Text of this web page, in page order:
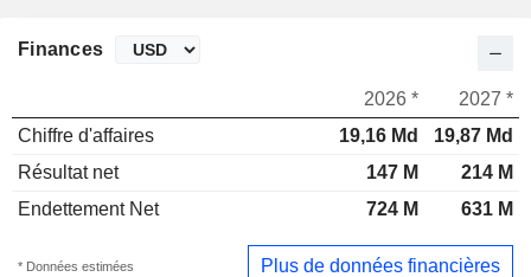
Finances
2026 *
2027 *
Chiffre d'affaires
19,16 Md
19,87 Md
Résultat net
147 M
214 M
Endettement Net
724 M 631 M
* Données estimées Plus de données financières